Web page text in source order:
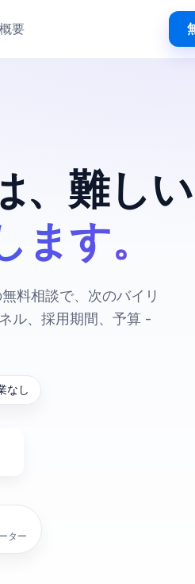
要
難しい
す。
料相談で、次のバイリ
ル、採用期間、予算 -
なし
ター